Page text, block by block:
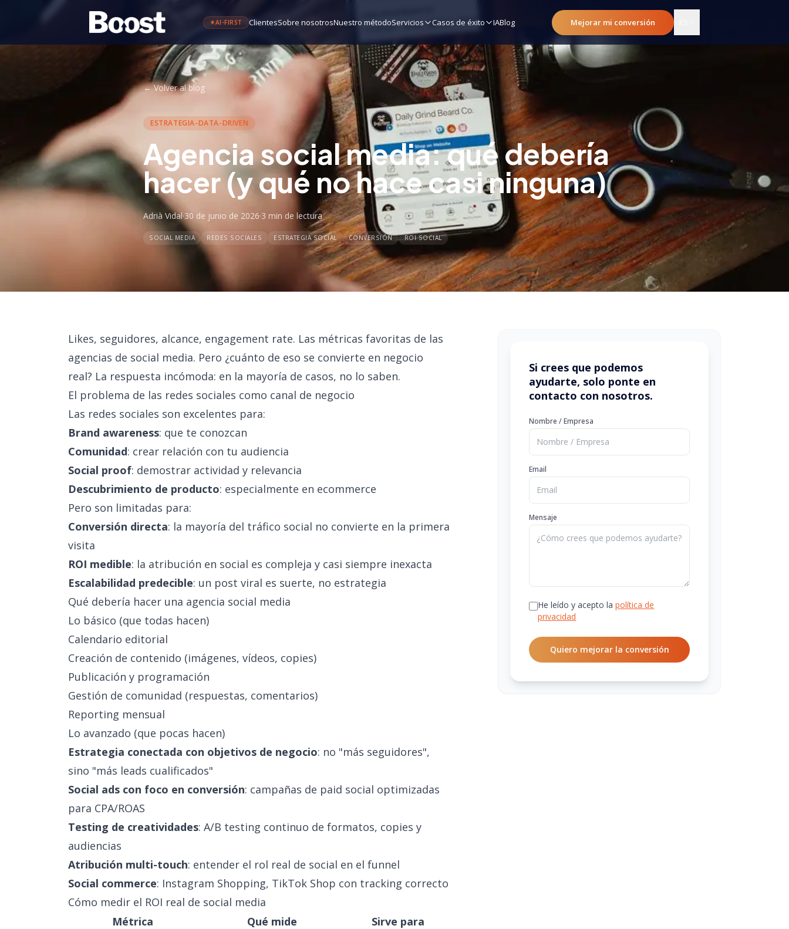
AI-FIRST ClientesSobre nosotrosNuestro métodoServicios Casos de éxito IABlog Mejorar mi conversión
←Volver al blog
ESTRATEGIA-DATA-DRIVEN
Agencia social media: qué debería
hacer (y qué no hace casi ninguna)
Adrià Vidal·30 de junio de 2026·3 min de lectura
SOCIAL MEDIA REDES SOCIALES ESTRATEGIA SOCIAL CONVERSIÓN ROI SOCIAL
Likes, seguidores, alcance, engagement rate. Las métricas favoritas de las
agencias de social media. Pero ¿cuánto de eso se convierte en negocio
real? La respuesta incómoda: en la mayoría de casos, no lo saben.
El problema de las redes sociales como canal de negocio
Las redes sociales son excelentes para:
Brand awareness: que te conozcan
Comunidad: crear relación con tu audiencia
Social proof: demostrar actividad y relevancia
Descubrimiento de producto: especialmente en ecommerce
Pero son limitadas para:
Conversión directa: la mayoría del tráfico social no convierte en la primera
visita
ROI medible: la atribución en social es compleja y casi siempre inexacta
Escalabilidad predecible: un post viral es suerte, no estrategia
Qué debería hacer una agencia social media
Lo básico (que todas hacen)
Calendario editorial
Creación de contenido (imágenes, vídeos, copies)
Publicación y programación
Gestión de comunidad (respuestas, comentarios)
Reporting mensual
Lo avanzado (que pocas hacen)
Estrategia conectada con objetivos de negocio: no "más seguidores",
sino "más leads cualificados"
Social ads con foco en conversión: campañas de paid social optimizadas
para CPA/ROAS
Testing de creatividades: A/B testing continuo de formatos, copies y
audiencias
Atribución multi-touch: entender el rol real de social en el funnel
Social commerce: Instagram Shopping, TikTok Shop con tracking correcto
Cómo medir el ROI real de social media
Métrica
Qué mide Sirve para
Si crees que podemos
ayudarte, solo ponte en
contacto con nosotros.
Nombre / Empresa
Email
Mensaje
He leído y acepto lapolítica de
privacidad
Quiero mejorar la conversión